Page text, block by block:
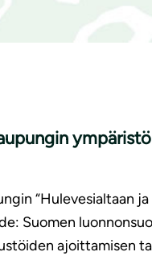
“Hulevesialtaan
Suomen
ajoittamisen